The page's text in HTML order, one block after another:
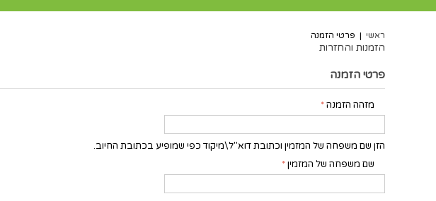
ראשי | פרטי הזמנה
הזמנות והחזרות
פרטי הזמנה
מזהה הזמנה*
הזן שם משפחה של המזמין וכתובת דוא"ל\מיקוד כפי שמופיע בכתובת החיוב.
שם משפחה של המזמין*